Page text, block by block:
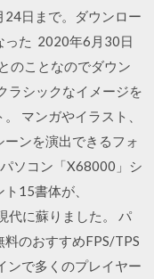
24日まで。ダウンロー
った 2020年6月30日
のことなのでダウン
ラシックなイメージを
マンガやイラスト、
ンを演出できるフォ
ソコン「X68000」シ
15書体が、
代に蘇りました。 パ
のおすすめFPS/TPS
ンで多くのプレイヤー